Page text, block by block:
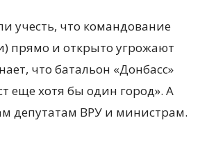
учесть, что командование
прямо и открыто угрожают
что батальон «Донбасс»
еще хотя бы один город». А
депутатам ВРУ и министрам.